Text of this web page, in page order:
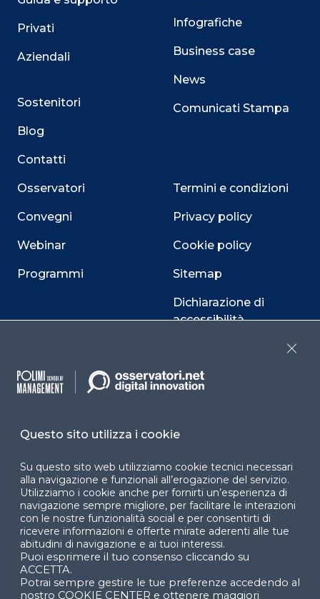
Privati
Aziendali
Sostenitori
Blog
Contatti
Osservatori
Convegni
Webinar
Programmi
Infografiche
Business case
News
Comunicati Stampa
Termini e condizioni
Privacy policy
Cookie policy
Sitemap
Dichiarazione di
accessibilità
YouTube X
© 2024 Copyright © Politecnico di Milano Dipartimento
Questo sito utilizza i cookie
Su questo sito web utilizziamo cookie tecnici necessari
alla navigazione e funzionali all’erogazione del servizio.
Utilizziamo i cookie anche per fornirti un’esperienza di
navigazione sempre migliore, per facilitare le interazioni
con le nostre funzionalità social e per consentirti di
ricevere informazioni e offerte mirate aderenti alle tue
abitudini di navigazione e ai tuoi interessi.
Puoi esprimere il tuo consenso cliccando su
ACCETTA.
Potrai sempre gestire le tue preferenze accedendo al
nostro COOKIE CENTER e ottenere maggiori